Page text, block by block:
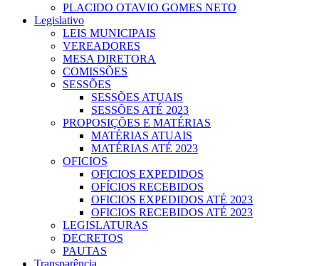
PLACIDO OTAVIO GOMES NETO
Legislativo
LEIS MUNICIPAIS
VEREADORES
MESA DIRETORA
COMISSÕES
SESSÕES
SESSÕES ATUAIS
SESSÕES ATÉ 2023
PROPOSIÇÕES E MATÉRIAS
MATÉRIAS ATUAIS
MATÉRIAS ATÉ 2023
OFICIOS
OFICIOS EXPEDIDOS
OFÍCIOS RECEBIDOS
OFICIOS EXPEDIDOS ATÉ 2023
OFICIOS RECEBIDOS ATÉ 2023
LEGISLATURAS
DECRETOS
PAUTAS
Transparência